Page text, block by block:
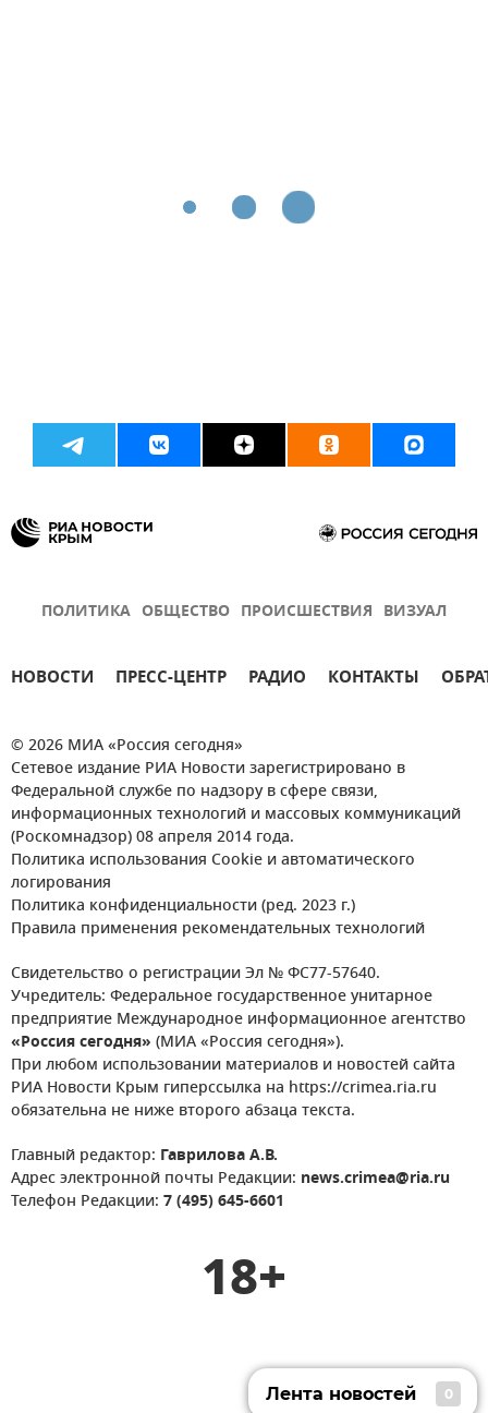
ПОЛИТИКА ОБЩЕСТВО ПРОИСШЕСТВИЯ ВИЗУАЛ
НОВОСТИ ПРЕСС-ЦЕНТР РАДИО КОНТАКТЫ
© 2026 МИА «Россия сегодня»
Сетевое издание РИА Новости зарегистрировано в
Федеральной службе по надзору в сфере связи,
информационных технологий и массовых коммуникаций
(Роскомнадзор) 08 апреля 2014 года.
Политика использования Cookie и автоматического
логирования
Политика конфиденциальности (ред. 2023 г.)
Правила применения рекомендательных технологий
Свидетельство о регистрации Эл № ФС77-57640.
Учредитель: Федеральное государственное унитарное
предприятие Международное информационное агентство
«Россия сегодня» (МИА «Россия сегодня»).
При любом использовании материалов и новостей сайта
РИА Новости Крым гиперссылка на https://crimea.ria.ru
обязательна не ниже второго абзаца текста.
Главный редактор: Гаврилова А.В.
Адрес электронной почты Редакции: news.crimea@ria.ru
Телефон Редакции: 7 (495) 645-6601
18+
Лента новостей 0